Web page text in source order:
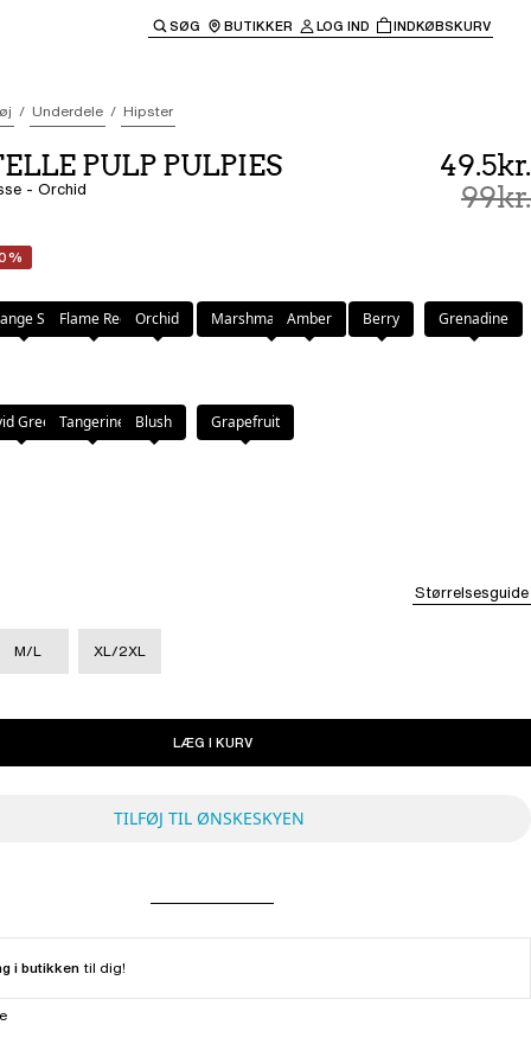
hovednavigationen.
SØG BUTIKKER LOG IND INDKØBSKURV
Underdele Hipster
PULP PULPIES
- Orchid
49.5kr.
99kr.
SariFlame Red Orchid Marshmallow Pink
Amber Berry Grenadine
GreenTangerine Blush Grapefruit
Størrelsesguide
M/L XL/2XL
LÆG I KURV
TILFØJ TIL ØNSKESKYEN
i butikken til dig!